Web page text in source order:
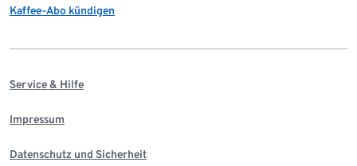
Kaffee-Abo kündigen
Service & Hilfe
Impressum
Datenschutz und Sicherheit